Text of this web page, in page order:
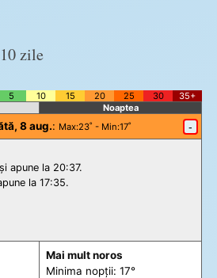
zile
5 10 15 20 25 30
35+
Noaptea
8 aug.: Max:23˚ - Min:17˚ -
apune la 20:37.
la 17:35.
Mai mult noros
Minima nopții: 17°